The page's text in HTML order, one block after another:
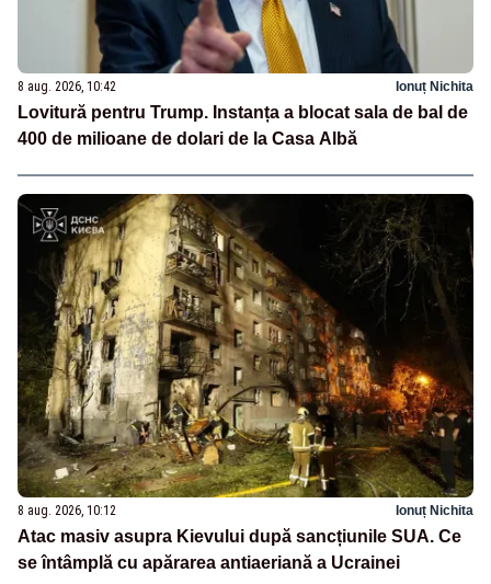
8 aug. 2026, 10:42 Ionuț Nichita
Lovitură pentru Trump. Instanța a blocat sala de bal de
400 de milioane de dolari de la Casa Albă
8 aug. 2026, 10:12 Ionuț Nichita
Atac masiv asupra Kievului după sancțiunile SUA. Ce
se întâmplă cu apărarea antiaeriană a Ucrainei